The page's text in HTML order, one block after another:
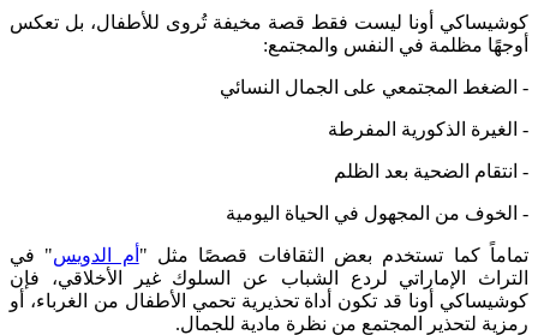
كوشيساكي أونا ليست فقط قصة مخيفة تُروى للأطفال، بل تعكس
أوجهًا مظلمة في النفس والمجتمع:
- الضغط المجتمعي على الجمال النسائي
- الغيرة الذكورية المفرطة
- انتقام الضحية بعد الظلم
- الخوف من المجهول في الحياة اليومية
تماماً كما تستخدم بعض الثقافات قصصًا مثل " أم الدويس" في
التراث الإماراتي لردع الشباب عن السلوك غير الأخلاقي، فإن
كوشيساكي أونا قد تكون أداة تحذيرية تحمي الأطفال من الغرباء، أو
رمزية لتحذير المجتمع من نظرة مادية للجمال.